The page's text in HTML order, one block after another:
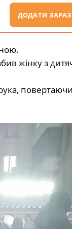
ДОДАТИ ЗАРАЗ
жінку з